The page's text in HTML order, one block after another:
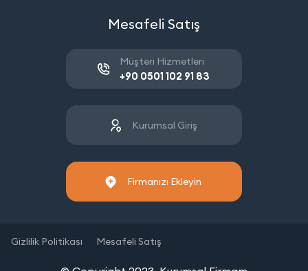
Mesafeli Satış
Müşteri Hizmetleri
+90 0501 102 91 83
Kurumsal Giriş
Firmanızı Ekleyin
Gizlilik Politikası Mesafeli Satış